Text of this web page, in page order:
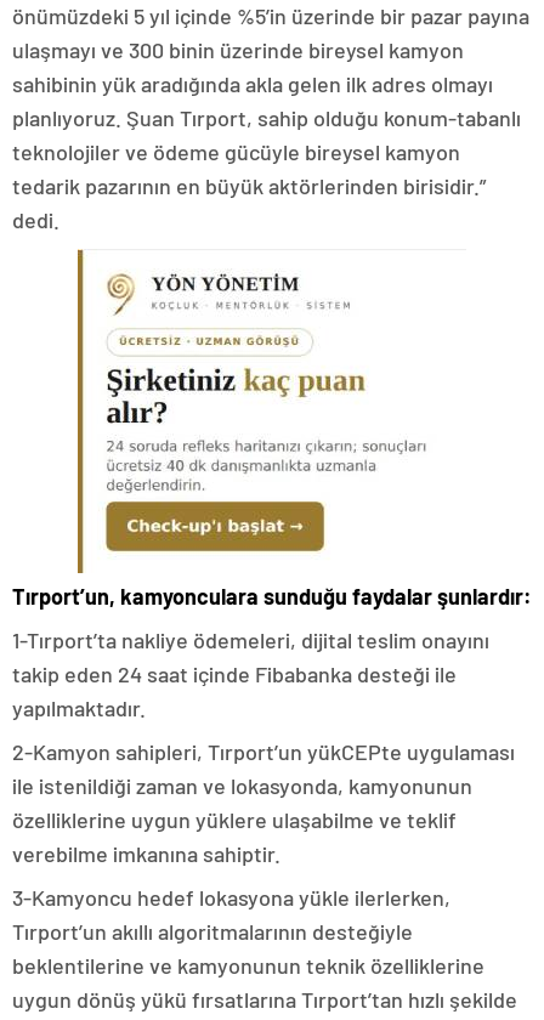
önümüzdeki 5 yıl içinde %5’in üzerinde bir pazar payına
ulaşmayı ve 300 binin üzerinde bireysel kamyon
sahibinin yük aradığında akla gelen ilk adres olmayı
planlıyoruz. Şuan Tırport, sahip olduğu konum-tabanlı
teknolojiler ve ödeme gücüyle bireysel kamyon
tedarik pazarının en büyük aktörlerinden birisidir.”
dedi.
Tırport’un, kamyonculara sunduğu faydalar şunlardır:
1-Tırport’ta nakliye ödemeleri, dijital teslim onayını
takip eden 24 saat içinde Fibabanka desteği ile
yapılmaktadır.
2-Kamyon sahipleri, Tırport’un yükCEPte uygulaması
ile istenildiği zaman ve lokasyonda, kamyonunun
özelliklerine uygun yüklere ulaşabilme ve teklif
verebilme imkanına sahiptir.
3-Kamyoncu hedef lokasyona yükle ilerlerken,
Tırport’un akıllı algoritmalarının desteğiyle
beklentilerine ve kamyonunun teknik özelliklerine
uygun dönüş yükü fırsatlarına Tırport’tan hızlı şekilde